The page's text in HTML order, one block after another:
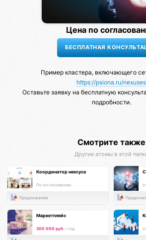
Цена по
Пример кластера, включающего
https://psiona.ru/nexuses
Оставьте заявку на бесплатную
подробности.
Смотрите также
Другие атомы в этой
Координатор нексуса
По согласованию
Предложение
Маркетплейс
300 000 руб. / год